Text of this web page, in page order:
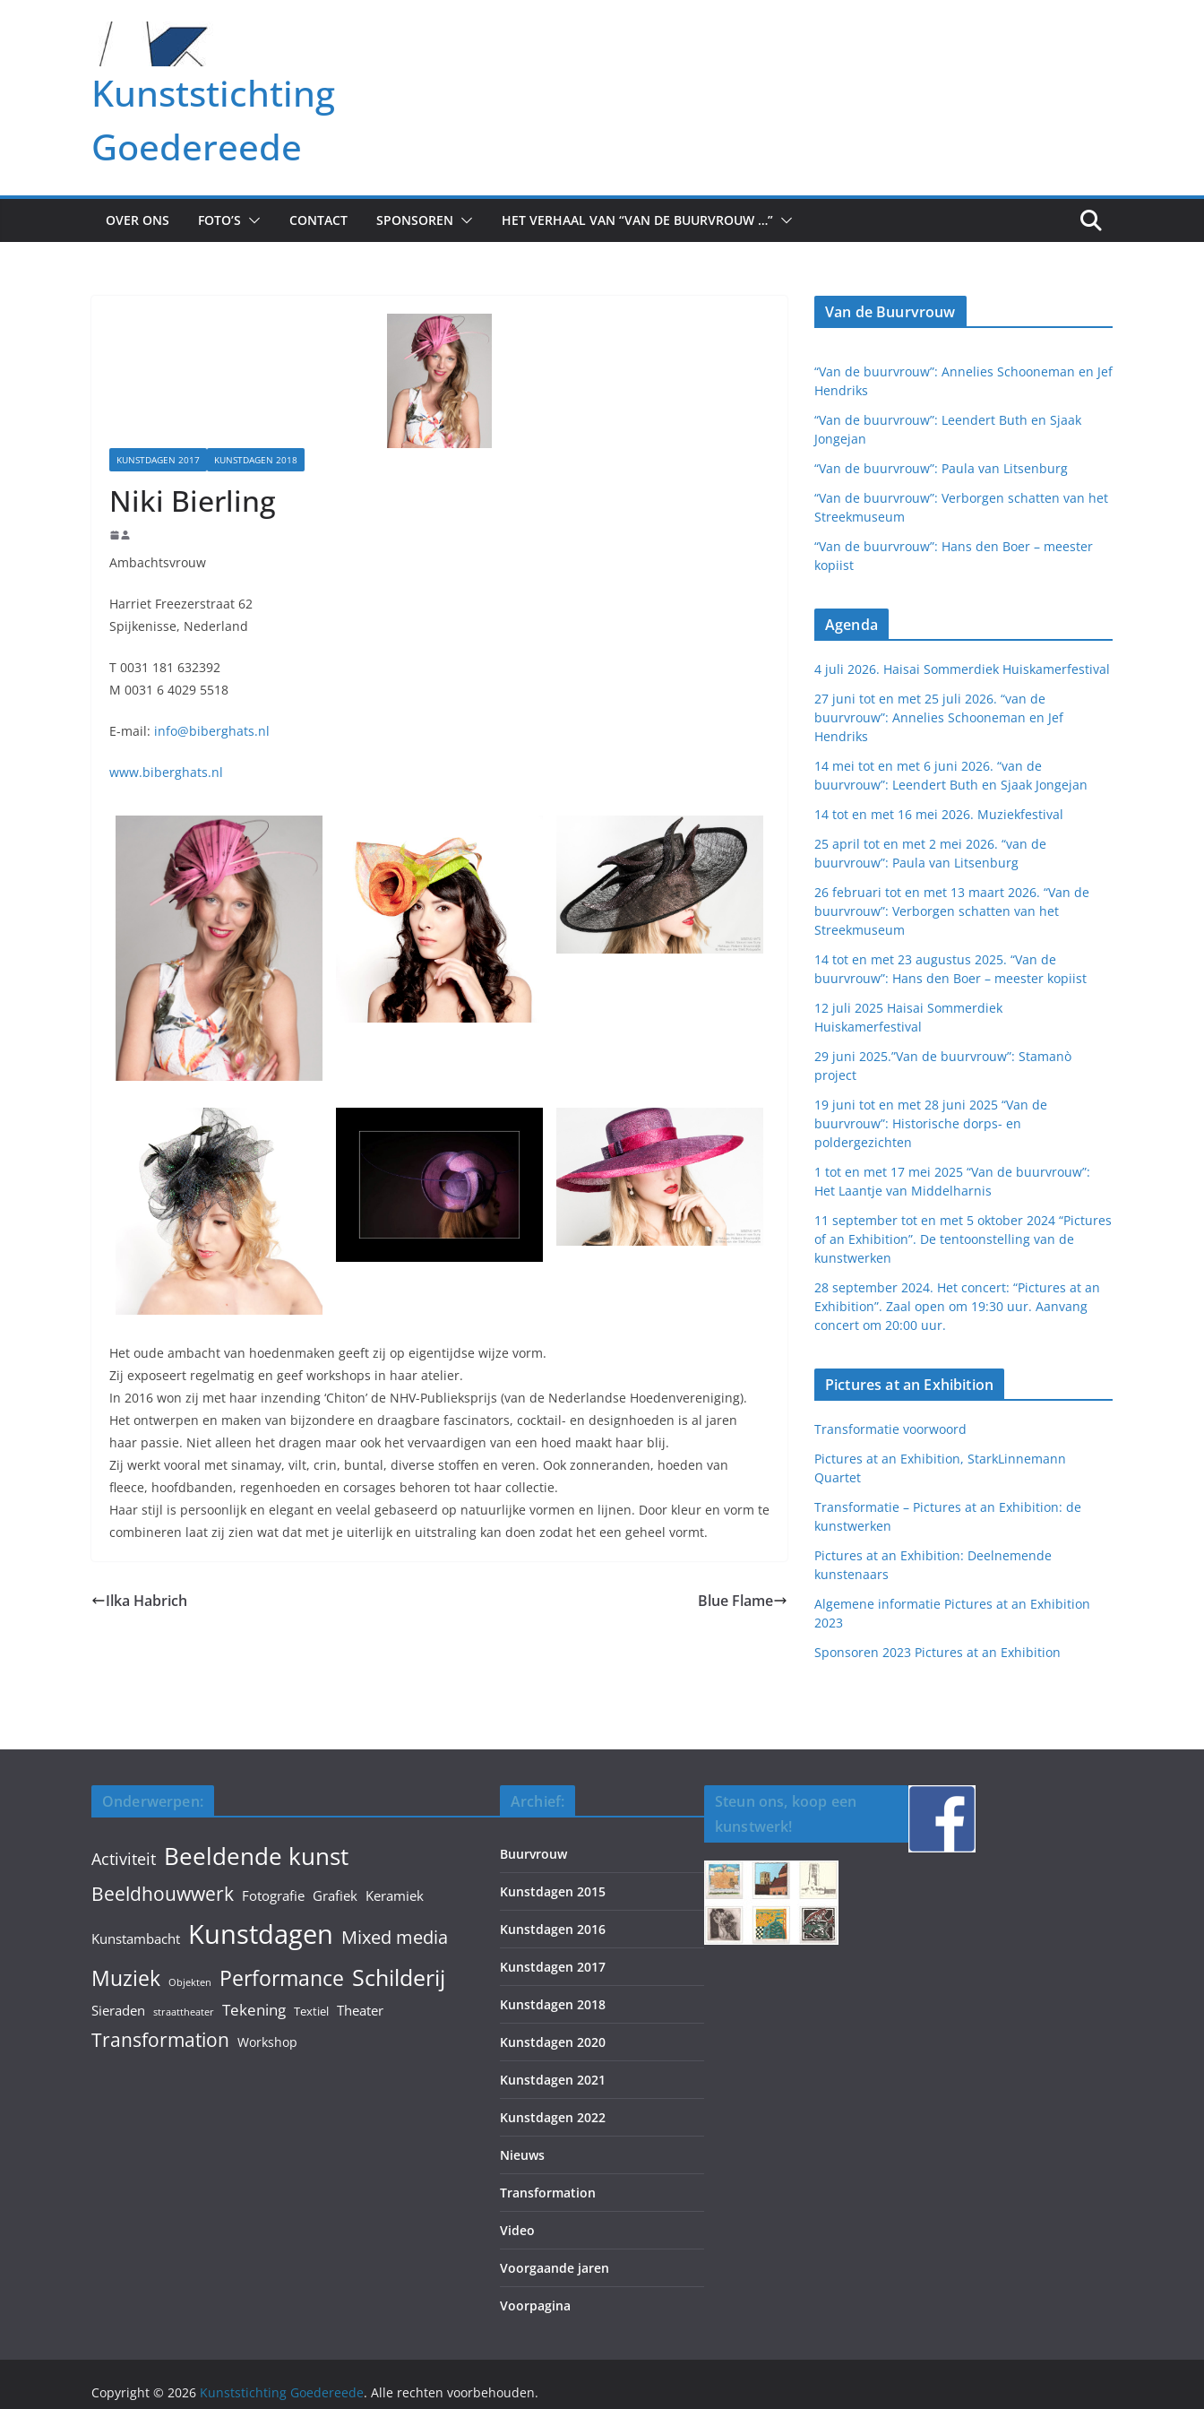
Kunststichting
Goedereede
OVER ONS FOTO’S CONTACT SPONSOREN HET VERHAAL VAN “VAN DE BUURVROUW …”
KUNSTDAGEN 2017 KUNSTDAGEN 2018
Niki Bierling
Ambachtsvrouw
Harriet Freezerstraat 62
Spijkenisse, Nederland
T 0031 181 632392
M 0031 6 4029 5518
E-mail: info@biberghats.nl
www.biberghats.nl
Het oude ambacht van hoedenmaken geeft zij op eigentijdse wijze vorm.
Zij exposeert regelmatig en geef workshops in haar atelier.
In 2016 won zij met haar inzending ‘Chiton’ de NHV-Publieksprijs (van de Nederlandse Hoedenvereniging).
Het ontwerpen en maken van bijzondere en draagbare fascinators, cocktail- en designhoeden is al jaren
haar passie. Niet alleen het dragen maar ook het vervaardigen van een hoed maakt haar blij.
Zij werkt vooral met sinamay, vilt, crin, buntal, diverse stoffen en veren. Ook zonneranden, hoeden van
fleece, hoofdbanden, regenhoeden en corsages behoren tot haar collectie.
Haar stijl is persoonlijk en elegant en veelal gebaseerd op natuurlijke vormen en lijnen. Door kleur en vorm te
combineren laat zij zien wat dat met je uiterlijk en uitstraling kan doen zodat het een geheel vormt.
Ilka Habrich Blue Flame
Van de Buurvrouw
“Van de buurvrouw”: Annelies Schooneman en Jef
Hendriks
“Van de buurvrouw”: Leendert Buth en Sjaak
Jongejan
“Van de buurvrouw”: Paula van Litsenburg
“Van de buurvrouw”: Verborgen schatten van het
Streekmuseum
“Van de buurvrouw”: Hans den Boer – meester
kopiist
Agenda
4 juli 2026. Haisai Sommerdiek Huiskamerfestival
27 juni tot en met 25 juli 2026. “van de
buurvrouw”: Annelies Schooneman en Jef
Hendriks
14 mei tot en met 6 juni 2026. “van de
buurvrouw”: Leendert Buth en Sjaak Jongejan
14 tot en met 16 mei 2026. Muziekfestival
25 april tot en met 2 mei 2026. “van de
buurvrouw”: Paula van Litsenburg
26 februari tot en met 13 maart 2026. “Van de
buurvrouw”: Verborgen schatten van het
Streekmuseum
14 tot en met 23 augustus 2025. “Van de
buurvrouw”: Hans den Boer – meester kopiist
12 juli 2025 Haisai Sommerdiek
Huiskamerfestival
29 juni 2025.”Van de buurvrouw”: Stamanò
project
19 juni tot en met 28 juni 2025 “Van de
buurvrouw”: Historische dorps- en
poldergezichten
1 tot en met 17 mei 2025 “Van de buurvrouw”:
Het Laantje van Middelharnis
11 september tot en met 5 oktober 2024 “Pictures
of an Exhibition”. De tentoonstelling van de
kunstwerken
28 september 2024. Het concert: “Pictures at an
Exhibition”. Zaal open om 19:30 uur. Aanvang
concert om 20:00 uur.
Pictures at an Exhibition
Transformatie voorwoord
Pictures at an Exhibition, StarkLinnemann
Quartet
Transformatie – Pictures at an Exhibition: de
kunstwerken
Pictures at an Exhibition: Deelnemende
kunstenaars
Algemene informatie Pictures at an Exhibition
2023
Sponsoren 2023 Pictures at an Exhibition
Onderwerpen:
Activiteit Beeldende kunst
Beeldhouwwerk Fotografie Grafiek Keramiek
Kunstambacht Kunstdagen Mixed media
Muziek Objekten Performance Schilderij
Sieraden straattheater Tekening Textiel Theater
Transformation Workshop
Archief:
Buurvrouw
Kunstdagen 2015
Kunstdagen 2016
Kunstdagen 2017
Kunstdagen 2018
Kunstdagen 2020
Kunstdagen 2021
Kunstdagen 2022
Nieuws
Transformation
Video
Voorgaande jaren
Voorpagina
Steun ons, koop een
kunstwerk!
Copyright © 2026 Kunststichting Goedereede. Alle rechten voorbehouden.